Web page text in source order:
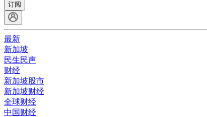
订阅
最新
新加坡
民生民声
财经
新加坡股市
新加坡财经
全球财经
中国财经